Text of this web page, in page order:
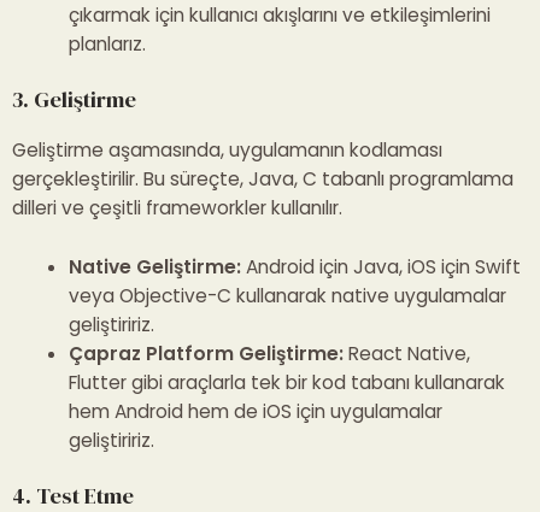
çıkarmak için kullanıcı akışlarını ve etkileşimlerini
planlarız.
3. Geliştirme
Geliştirme aşamasında, uygulamanın kodlaması
gerçekleştirilir. Bu süreçte, Java, C tabanlı programlama
dilleri ve çeşitli frameworkler kullanılır.
Native Geliştirme:Android için Java, iOS için Swift
veya Objective-C kullanarak native uygulamalar
geliştiririz.
Çapraz Platform Geliştirme:React Native,
Flutter gibi araçlarla tek bir kod tabanı kullanarak
hem Android hem de iOS için uygulamalar
geliştiririz.
4. Test Etme